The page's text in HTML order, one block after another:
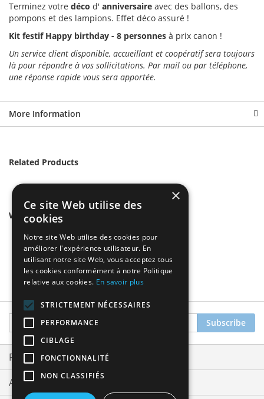
Terminez votre déco d' anniversaire avec des ballons, des
pompons et des lampions. Effet déco assuré !
Kit festif Happy birthday - 8 personnes à prix canon !
Un service client disponible, accueillant et coopératif sera toujours
là pour répondre à vos sollicitations. Par mail ou par téléphone,
une réponse rapide vous sera apportée.
More Information
Related Products
We found other products you might like!
Sign
Up
for
Our
Newsletter:
Subscribe
Privacy and Cookie Policy
Advanced Search
×
Ce site Web utilise des
cookies
Notre site Web utilise des cookies pour
améliorer l'expérience utilisateur. En
utilisant notre site Web, vous acceptez tous
les cookies conformément à notre Politique
relative aux cookies. En savoir plus
STRICTEMENT NÉCESSAIRES
PERFORMANCE
CIBLAGE
FONCTIONNALITÉ
NON CLASSIFIÉS